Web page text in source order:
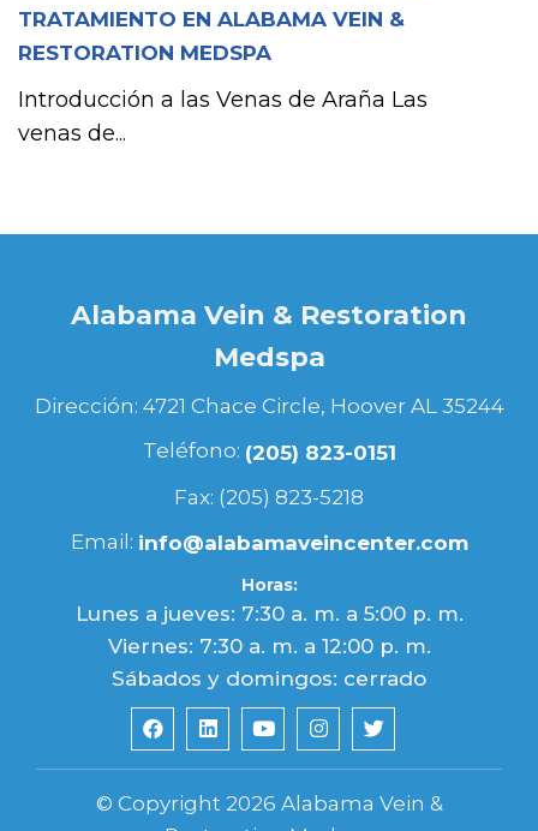
TRATAMIENTO EN ALABAMA VEIN &
RESTORATION MEDSPA
Introducción a las Venas de Araña Las
venas de...
Alabama Vein & Restoration
Medspa
Dirección: 4721 Chace Circle, Hoover AL 35244
Teléfono: (205) 823-0151
Fax: (205) 823-5218
Email: info@alabamaveincenter.com
Horas:
Lunes a jueves: 7:30 a. m. a 5:00 p. m.
Viernes: 7:30 a. m. a 12:00 p. m.
Sábados y domingos: cerrado
© Copyright 2026 Alabama Vein &